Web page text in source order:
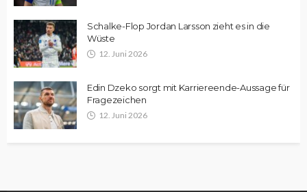
Schalke-Flop Jordan Larsson zieht es in die
Wüste
12. Juni 2026
Edin Dzeko sorgt mit Karriereende-Aussage für
Fragezeichen
12. Juni 2026